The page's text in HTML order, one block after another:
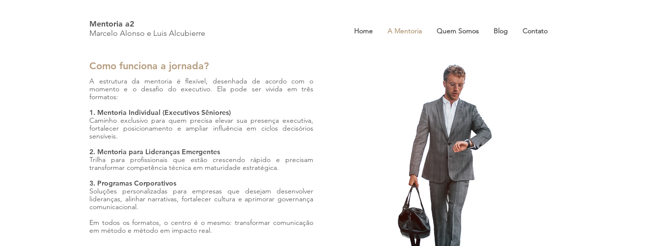
Mentoria a2
Marcelo Alonso e Luis Alcubierre
Home A Mentoria Quem Somos Blog Contato
Como funciona a jornada?
A estrutura da mentoria é flexível, desenhada de acordo com o
momento e o desafio do executivo. Ela pode ser vivida em três
formatos:
1. Mentoria Individual (Executivos Sêniores)
Caminho exclusivo para quem precisa elevar sua presença executiva,
fortalecer posicionamento e ampliar influência em ciclos decisórios
sensíveis.
2. Mentoria para Lideranças Emergentes
Trilha para profissionais que estão crescendo rápido e precisam
transformar competência técnica em maturidade estratégica.
3. Programas Corporativos
Soluções personalizadas para empresas que desejam desenvolver
lideranças, alinhar narrativas, fortalecer cultura e aprimorar governança
comunicacional.
Em todos os formatos, o centro é o mesmo: transformar comunicação
em método e método em impacto real.